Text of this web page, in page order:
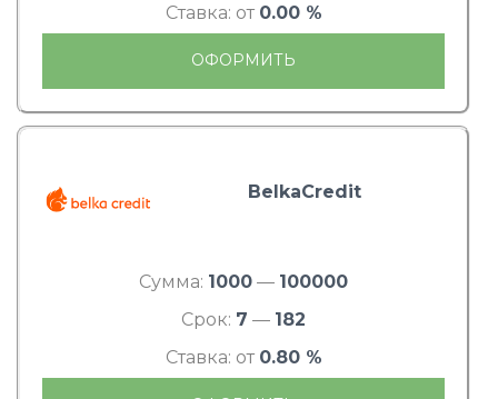
Ставка: от 0.00 %
ОФОРМИТЬ
BelkaCredit
Сумма: 1000 — 100000
Срок: 7 — 182
Ставка: от 0.80 %